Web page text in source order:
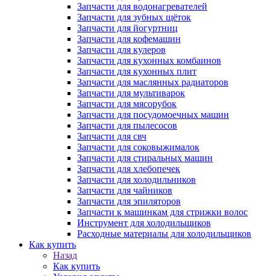
Запчасти для водонагревателей
Запчасти для зубных щёток
Запчасти для йогуртниц
Запчасти для кофемашин
Запчасти для кулеров
Запчасти для кухонных комбаинов
Запчасти для кухонных плит
Запчасти для маслянных радиаторов
Запчасти для мультиварок
Запчасти для мясорубок
Запчасти для посудомоечных машин
Запчасти для пылесосов
Запчасти для свч
Запчасти для соковыжималок
Запчасти для стиральных машин
Запчасти для хлебопечек
Запчасти для холодильников
Запчасти для чайников
Запчасти для эпиляторов
Запчасти к машинкам для стрижки волос
Инструмент для холодильщиков
Расходные материалы для холодильщиков
Как купить
Назад
Как купить